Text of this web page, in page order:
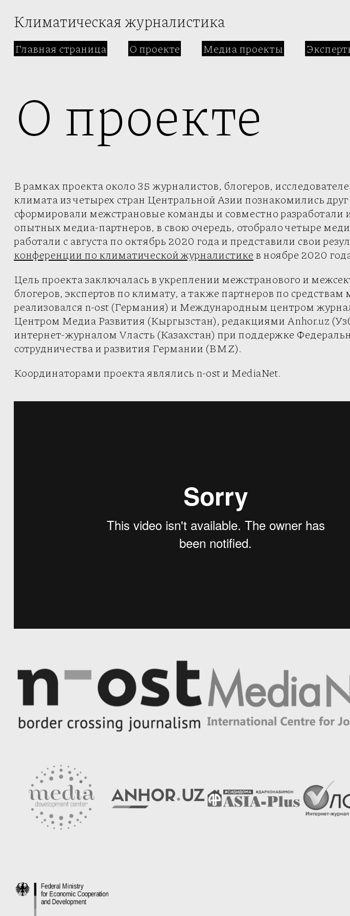
Климатическая журналистика
Главная страница О проекте Медиа проекты
О проекте
В рамках проекта около 35 журналистов, блогеров,
климата из четырех стран Центральной Азии познакомились
сформировали межстрановые команды и совместно
опытных медиа-партнеров, в свою очередь, отобрало четыре
работали с августа по октябрь 2020 года и представили свои
конференции по климатической журналистике в ноябре 2020
Цель проекта заключалась в укреплении межстранового и
блогеров, экспертов по климату, а также партнеров по
реализовался n-ost (Германия) и Международным центром
Центром Медиа Развития (Кыргызстан), редакциями Anhor.uz
интернет-журналом Vласть (Казахстан) при поддержке
сотрудничества и развития Германии (BMZ).
Координаторами проекта являлись n-ost и MediaNet.